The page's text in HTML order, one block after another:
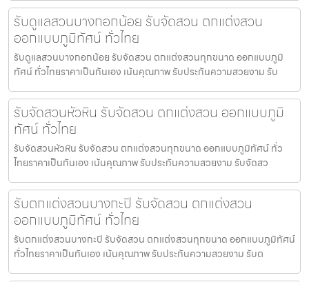
รับดูแลสวนบางกอกน้อย รับจัดสวน ตกแต่งสวน
ออกแบบภูมิทัศน์ ทั่วไทย
รับดูแลสวนบางกอกน้อย รับจัดสวน ตกแต่งสวนทุกขนาด ออกแบบภูมิ
ทัศน์ ทั่วไทยราคาเป็นกันเอง เน้นคุณภาพ รับประกันความสวยงาม รับ
รับจัดสวนหัวหิน รับจัดสวน ตกแต่งสวน ออกแบบภูมิ
ทัศน์ ทั่วไทย
รับจัดสวนหัวหิน รับจัดสวน ตกแต่งสวนทุกขนาด ออกแบบภูมิทัศน์ ทั่ว
ไทยราคาเป็นกันเอง เน้นคุณภาพ รับประกันความสวยงาม รับจัดสว
รับตกแต่งสวนบางกะปิ รับจัดสวน ตกแต่งสวน
ออกแบบภูมิทัศน์ ทั่วไทย
รับตกแต่งสวนบางกะปิ รับจัดสวน ตกแต่งสวนทุกขนาด ออกแบบภูมิทัศน์
ทั่วไทยราคาเป็นกันเอง เน้นคุณภาพ รับประกันความสวยงาม รับต